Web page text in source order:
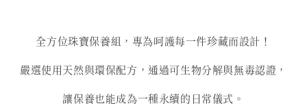
全方位珠寶保養組，專為呵護每一件珍藏而設計！
嚴選使用天然與環保配方，通過可生物分解與無毒認證，
讓保養也能成為一種永續的日常儀式。